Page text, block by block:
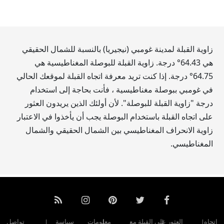
زاوية القبلة لمدينة غومبي (نيجيريا) بالنسبة للشمال الحقيقي
هي64.43° درجة. زاوية القبلة للبوصلة المغناطيسية هي
64.75° درجة. إذا كنت تريد معرفة اتجاه القبلة لموقعك الحالي
في غومبي ببوصلة مغناطيسية ، فأنت بحاجة إلى استخدام
درجة "زاوية القبلة للبوصلة". لأن أولئك الذين يريدون العثور
على اتجاه القبلة باستخدام البوصلة يجب أن يأخذوا في الاعتبار
زاوية الانحراف المغناطيسي بين الشمال الحقيقي والشمال
المغناطيسي.
اتجاه العثور على القبلة مع معلومات سياسة تواصل